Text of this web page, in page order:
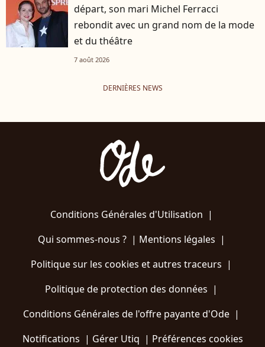
départ, son mari Michel Ferracci
rebondit avec un grand nom de la mode
et du théâtre
7 août 2026
DERNIÈRES NEWS
Conditions Générales d'Utilisation |
Qui sommes-nous ?| Mentions légales |
Politique sur les cookies et autres traceurs |
Politique de protection des données |
Conditions Générales de l'offre payante d'Ode |
Notifications | Gérer Utiq | Préférences cookies